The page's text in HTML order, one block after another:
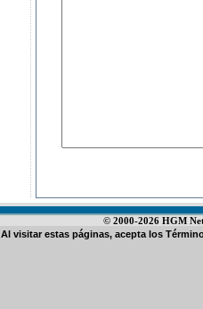
© 2000-2026 HGM
Al visitar estas páginas, acepta los